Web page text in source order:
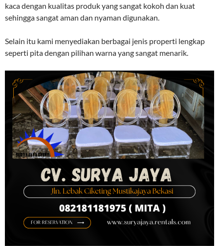
kaca dengan kualitas produk yang sangat kokoh dan kuat
sehingga sangat aman dan nyaman digunakan.
Selain itu kami menyediakan berbagai jenis properti lengkap
seperti pita dengan pilihan warna yang sangat menarik.